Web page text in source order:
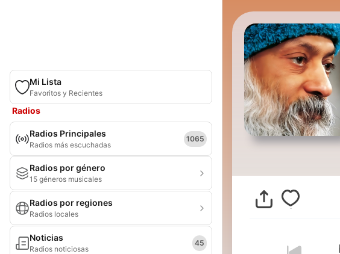
Mi Lista
Favoritos y Recientes
Radios
Radios Principales
Radios más escuchadas
1065
Radios por género
15 géneros musicales
Radios por regiones
Radios locales
Noticias
Radios noticiosas
45